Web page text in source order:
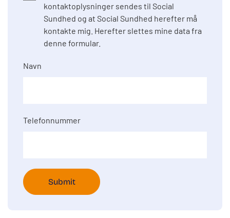
kontaktoplysninger sendes til Social
Sundhed og at Social Sundhed herefter må
kontakte mig. Herefter slettes mine data fra
denne formular.
Navn
Telefonnummer